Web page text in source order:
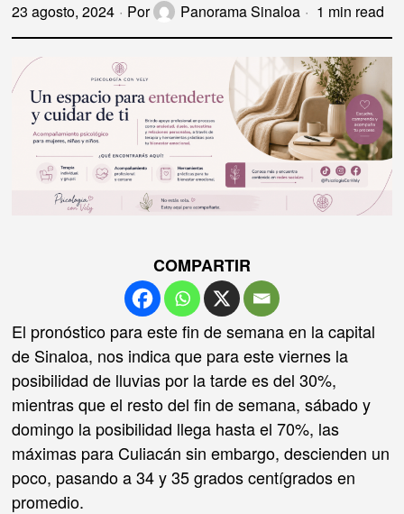
23 agosto, 2024 Por Panorama Sinaloa 1 min read
COMPARTIR
El pronóstico para este fin de semana en la capital
de Sinaloa, nos indica que para este viernes la
posibilidad de lluvias por la tarde es del 30%,
mientras que el resto del fin de semana, sábado y
domingo la posibilidad llega hasta el 70%, las
máximas para Culiacán sin embargo, descienden un
poco, pasando a 34 y 35 grados centígrados en
promedio.